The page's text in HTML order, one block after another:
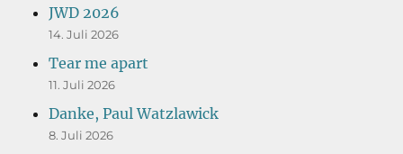
JWD 2026
14. Juli 2026
Tear me apart
11. Juli 2026
Danke, Paul Watzlawick
8. Juli 2026